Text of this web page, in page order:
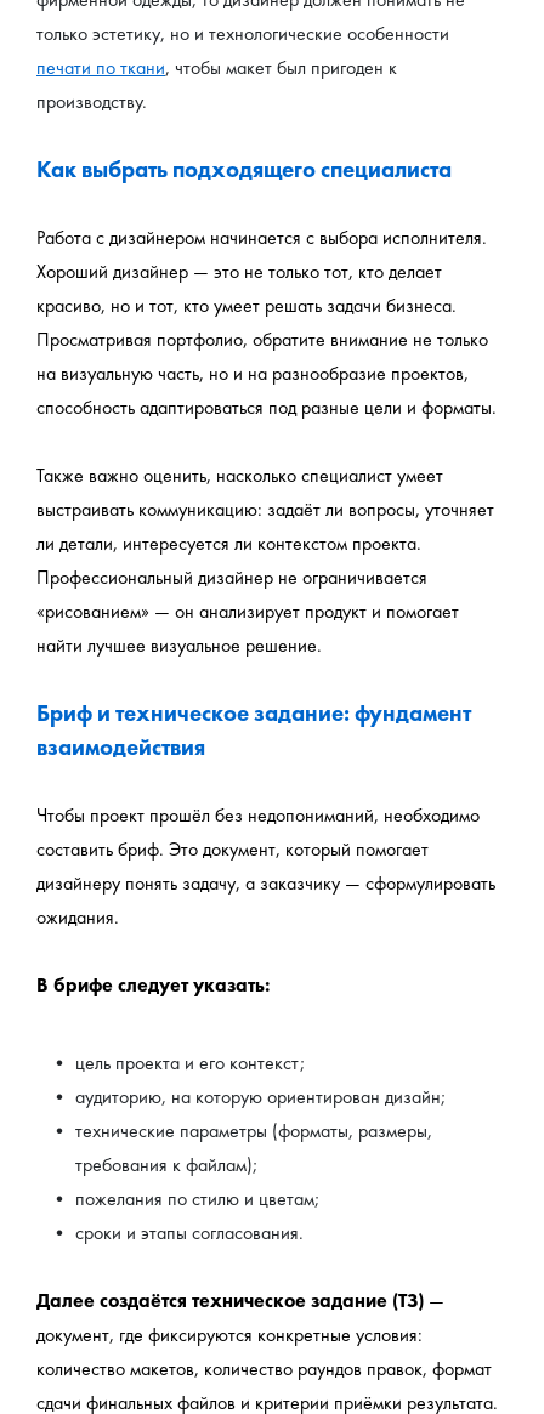
печати по ткани, чтобы макет был пригоден к
производству.
Как выбрать подходящего специалиста
Работа с дизайнером начинается с выбора исполнителя.
Хороший дизайнер — это не только тот, кто делает
красиво, но и тот, кто умеет решать задачи бизнеса.
Просматривая портфолио, обратите внимание не только
на визуальную часть, но и на разнообразие проектов,
способность адаптироваться под разные цели и форматы.
Также важно оценить, насколько специалист умеет
выстраивать коммуникацию: задаёт ли вопросы, уточняет
ли детали, интересуется ли контекстом проекта.
Профессиональный дизайнер не ограничивается
«рисованием» — он анализирует продукт и помогает
найти лучшее визуальное решение.
Бриф и техническое задание: фундамент
взаимодействия
Чтобы проект прошёл без недопониманий, необходимо
составить бриф. Это документ, который помогает
дизайнеру понять задачу, а заказчику — сформулировать
ожидания.
В брифе следует указать:
цель проекта и его контекст;
аудиторию, на которую ориентирован дизайн;
технические параметры (форматы, размеры,
требования к файлам);
пожелания по стилю и цветам;
сроки и этапы согласования.
Далее создаётся техническое задание (ТЗ) —
документ, где фиксируются конкретные условия:
количество макетов, количество раундов правок, формат
сдачи финальных файлов и критерии приёмки результата.